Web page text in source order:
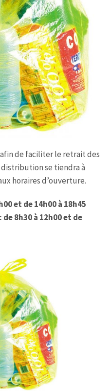
de faciliter le retrait des
se tiendra à
horaires d’ouverture.
et de 14h00 à 18h45
8h30 à 12h00 et de